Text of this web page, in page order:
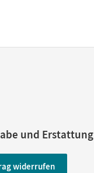
und Erstattung
widerrufen